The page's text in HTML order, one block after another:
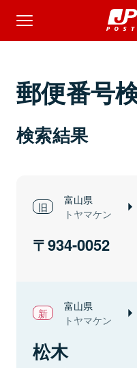
郵便番号
検索結果
富山県
トヤマケン
934-0052
富山県
トヤマケン
松木